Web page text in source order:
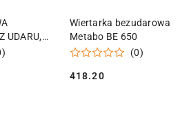
UDARU,
QS
Wiertarka bezudarowa
Metabo BE 650
(0)
Cena:
418.20
DODAJ DO KOSZYKA